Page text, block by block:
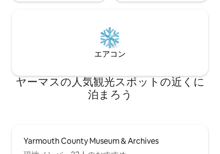
エアコン
ヤーマスの人気観光スポットの近くに
泊まろう
Yarmouth County Museum & Archives